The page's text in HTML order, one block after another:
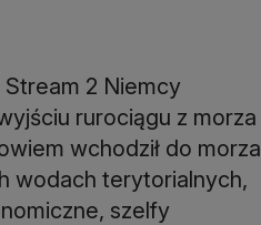
2 Niemcy
rurociągu z morza
wchodził do morza
wodach terytorialnych,
szelfy